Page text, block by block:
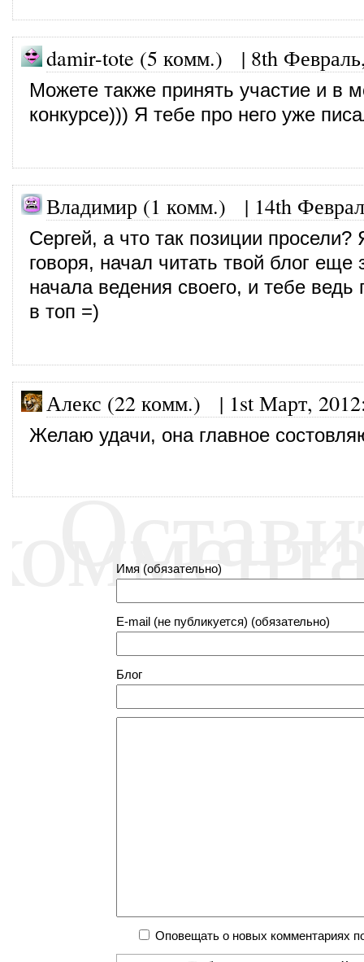
damir-tote (5 комм.) | 8th
Можете также принять участие и в
конкурсе))) Я тебе про него уже
Владимир (1 комм.) | 14th
Сергей, а что так позиции просели?
говоря, начал читать твой блог еще
начала ведения своего, и тебе ведь
в топ =)
Алекс (22 комм.) | 1st Март, 2012
Желаю удачи, она главное
Имя (обязательно)
E-mail (не публикуется) (обязательно)
Блог
Оповещать о новых комментариях